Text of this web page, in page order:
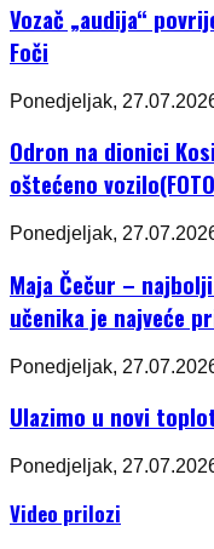
Vozač „audija“
Foči
Ponedjeljak,
Odron na dionici
oštećeno
Ponedjeljak,
Maja Čečur –
učenika je najveće
Ponedjeljak,
Ulazimo u novi
Ponedjeljak,
Video prilozi